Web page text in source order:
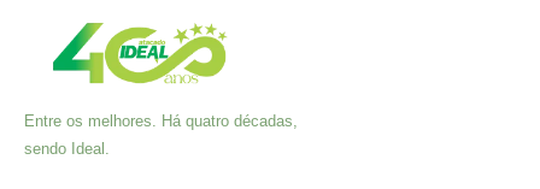
Entre os melhores. Há quatro décadas,
sendo Ideal.